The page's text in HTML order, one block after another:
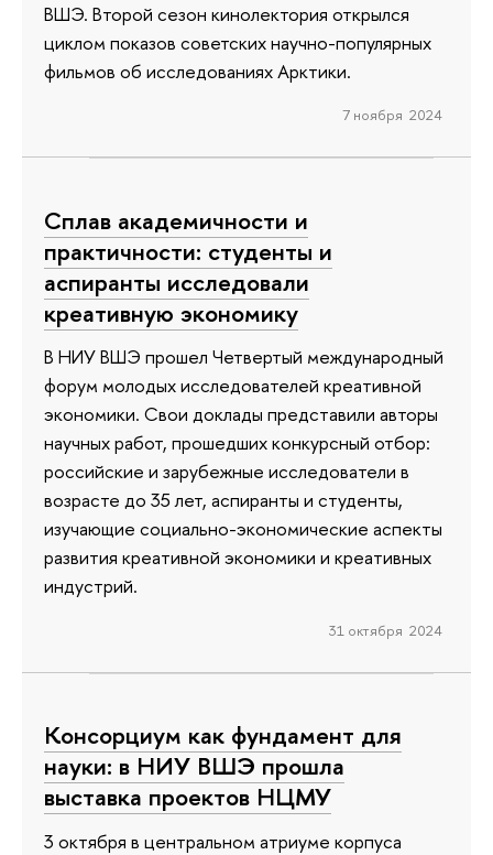
ВШЭ. Второй сезон кинолектория открылся
циклом показов советских научно-популярных
фильмов об исследованиях Арктики.
7 ноября 2024
Сплав академичности и
практичности: студенты и
аспиранты исследовали
креативную экономику
В НИУ ВШЭ прошел Четвертый международный
форум молодых исследователей креативной
экономики. Свои доклады представили авторы
научных работ, прошедших конкурсный отбор:
российские и зарубежные исследователи в
возрасте до 35 лет, аспиранты и студенты,
изучающие социально-экономические аспекты
развития креативной экономики и креативных
индустрий.
31 октября 2024
Консорциум как фундамент для
науки: в НИУ ВШЭ прошла
выставка проектов НЦМУ
3 октября в центральном атриуме корпуса